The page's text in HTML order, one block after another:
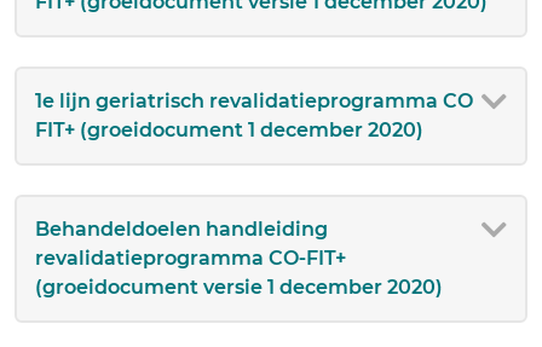
1e lijn geriatrisch revalidatieprogramma CO
FIT+ (groeidocument 1 december 2020)
Behandeldoelen handleiding
revalidatieprogramma CO-FIT+
(groeidocument versie 1 december 2020)